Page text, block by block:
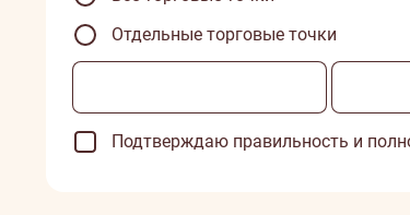
Отдельные торговые точки
Подтверждаю правильность и